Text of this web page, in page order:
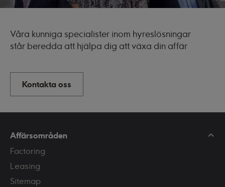
Våra kunniga specialister inom hyreslösningar
står beredda att hjälpa dig att växa din affär
Kontakta oss
Affärsområden
Factoring
Leasing
Sitemap